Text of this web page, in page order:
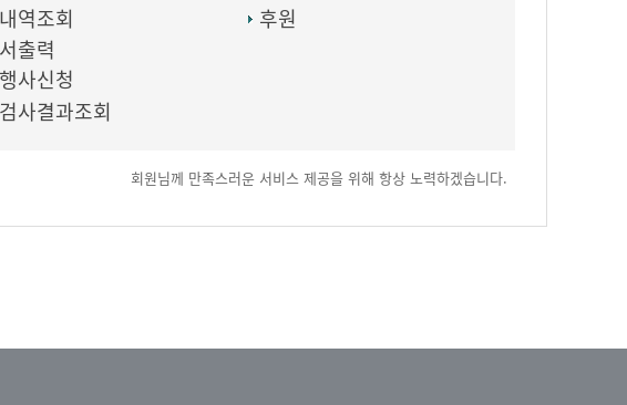
역조회
출력
사신청
사결과조회
후원
회원님께 만족스러운 서비스 제공을 위해 항상 노력하겠습니다.